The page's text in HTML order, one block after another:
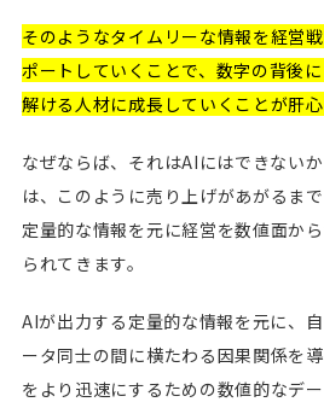
そのようなタイムリーな情報を経営
ポートしていくことで、数字の背後
解ける人材に成長していくことが肝心
なぜならば、それはAIにはできない
は、このように売り上げがあがるま
定量的な情報を元に経営を数値面か
られてきます。
AIが出力する定量的な情報を元に、
ータ同士の間に横たわる因果関係を
をより迅速にするための数値的なデ